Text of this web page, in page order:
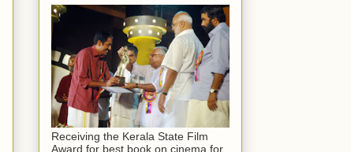
Receiving the Kerala State Film
Award for best book on cinema for